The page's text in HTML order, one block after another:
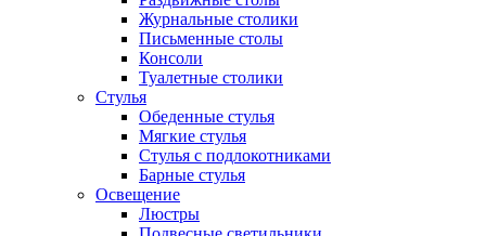
Журнальные столики
Письменные столы
Консоли
Туалетные столики
Стулья
Обеденные стулья
Мягкие стулья
Стулья с подлокотниками
Барные стулья
Освещение
Люстры